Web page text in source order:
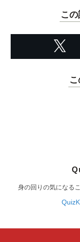
こ
身の回りの気になる